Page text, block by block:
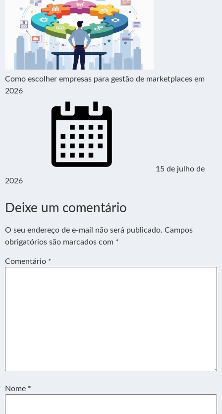
Como escolher empresas para gestão de marketplaces em
2026
15 de julho de
2026
Deixe um comentário
O seu endereço de e-mail não será publicado. Campos
obrigatórios são marcados com *
Comentário *
Nome *